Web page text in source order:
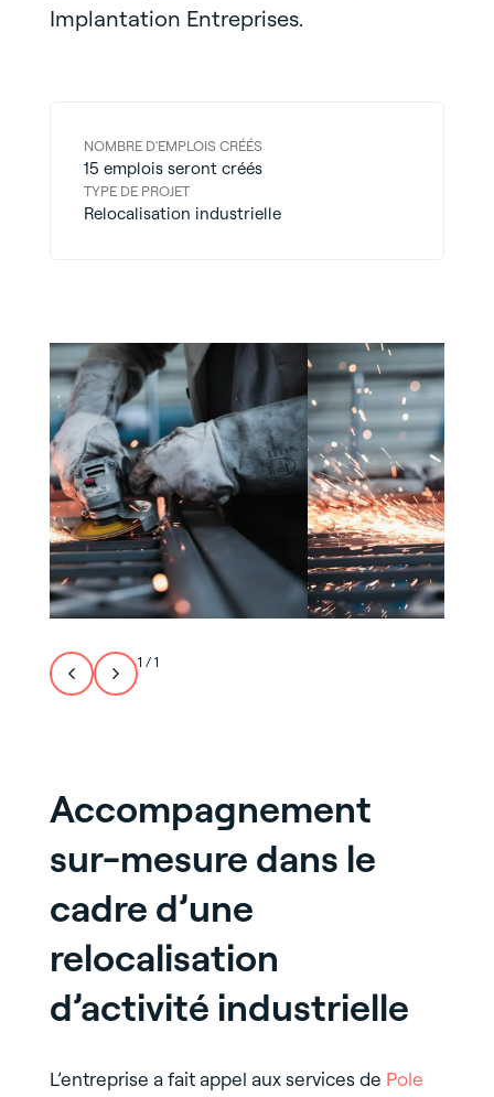
Implantation Entreprises.
NOMBRE D'EMPLOIS CRÉÉS
15 emplois seront créés
TYPE DE PROJET
Relocalisation industrielle
1 /1
Accompagnement
sur-mesure dans le
cadre d’une
relocalisation
d’activité industrielle
L’entreprise a fait appel aux services de Pole